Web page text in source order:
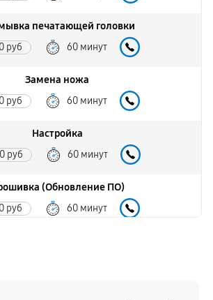
печатающей головки
руб 60 минут
Замена ножа
руб 60 минут
Настройка
руб 60 минут
(Обновление ПО)
руб 60 минут